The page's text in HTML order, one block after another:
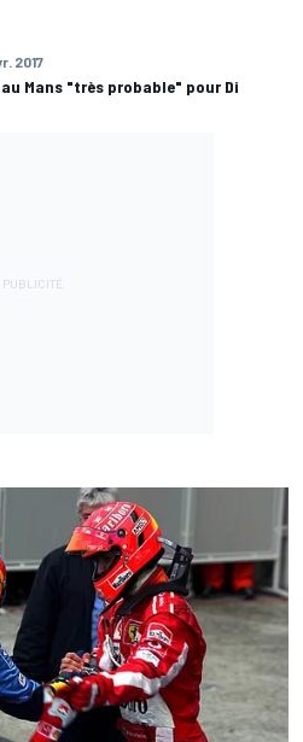
2017
Mans "très probable" pour Di